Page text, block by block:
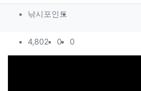
작성자 정보
낚시포인트
컨텐츠 정보
4,802조회
0추천
0